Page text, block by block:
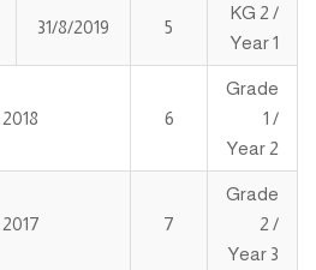
KG 2 /
Year 1
5
31/8/2019
Grade
1 /
Year 2
6
2018
Grade
2 /
Year 3
7
2017